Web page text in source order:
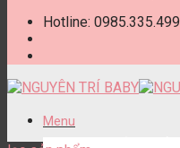
Hotline: 0985.335.499
Menu